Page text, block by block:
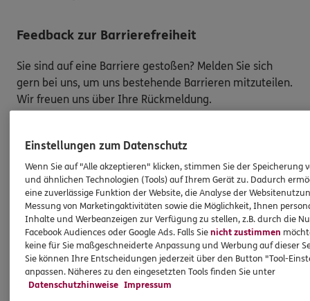
Feedback zur Barrierefreiheit
Sie sind auf eine Barriere gestoßen? Melden Sie sich
gern bei uns, um uns bestehende Barrieren mitzuteilen.
Wir freuen uns über Ihre Rückmeldung.
Bitte teilen Sie mit, auf welcher Webseite
Sie auf
eine Barriere gestoßen sind. Kopieren Sie hierzu
den Link aus der Adresszeile Ihres Browsers.
Schicken Sie denLink zusammen mit einem
Hinweis auf den Text oder Service , der Ihnen
Schwierigkeiten bereitet hat, an:
barriere.melden@ergo.de
Bitte senden Sie an diese E-Mail-Adresse nur
Anmerkungen zum Thema „Barrierefreiheit“
Einstellungen zum Datenschutz
Wenn Sie auf "Alle akzeptieren" klicken, stimmen Sie der Speicherung
und ähnlichen Technologien (Tools) auf Ihrem Gerät zu. Dadurch
eine zuverlässige Funktion der Website, die Analyse der
Messung von Marketingaktivitäten sowie die Möglichkeit, Ihnen
Inhalte und Werbeanzeigen zur Verfügung zu stellen, z.B. durch die
Facebook Audiences oder Google Ads. Falls Sienicht zustimmen
keine für Sie maßgeschneiderte Anpassung und Werbung auf dieser
Sie können Ihre Entscheidungen jederzeit über den Button "Tool-
anpassen. Näheres zu den eingesetzten Tools finden Sie unter
Datenschutzhinweise Impressum